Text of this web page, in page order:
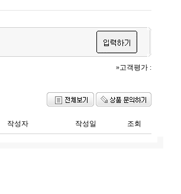
»고객평가 :
작성자 작성일 조회